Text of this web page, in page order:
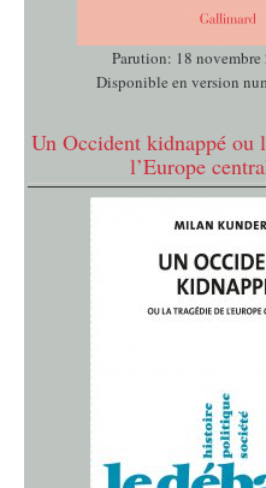
Parution: 18 novembre
Disponible en version
Un Occident kidnappé ou
l’Europe